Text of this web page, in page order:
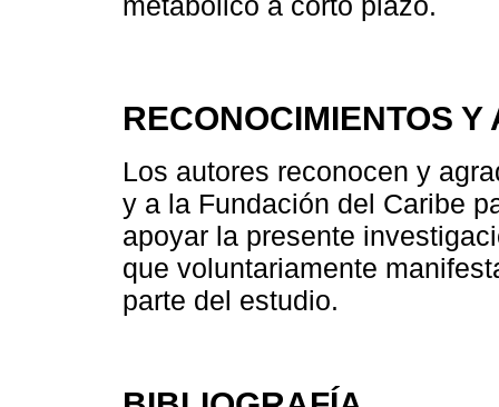
RECONOCIMIENTOS
Los autores reconocen y
y a la Fundación del Caribe
apoyar la presente
que voluntariamente
parte del estudio.